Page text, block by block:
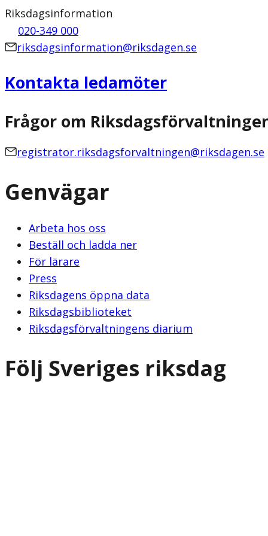
Riksdagsinformation
020-349 000
riksdagsinformation@riksdagen.se
Kontakta ledamöter
Frågor om
registrator.riksdagsforvaltningen@riksdagen.se
Genvägar
Arbeta hos oss
Beställ och ladda ner
För lärare
Press
Riksdagens öppna data
Riksdagsbiblioteket
Riksdagsförvaltningens diarium
Följ Sveriges riksdag